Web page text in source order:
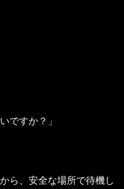
ですか？」
ら、安全な場所で待機し